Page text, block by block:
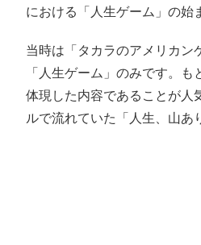
における「人生ゲーム」の始
当時は「タカラのアメリカン
「人生ゲーム」のみです。
体現した内容であることが人
ルで流れていた「人生、山あ